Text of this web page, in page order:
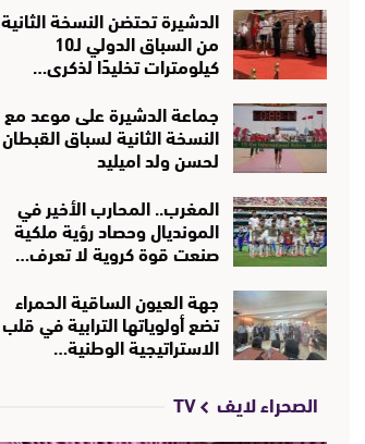
الدشيرة تحتضن النسخة الثانية
من السباق الدولي لـ10
كيلومترات تخليدًا لذكرى…
جماعة الدشيرة على موعد مع
النسخة الثانية لسباق القبطان
لحسن ولد اميليد
المغرب.. المحارب الأخير في
المونديال وحصاد رؤية ملكية
صنعت قوة كروية لا تعرف…
جهة العيون الساقية الحمراء
تضع أولوياتها الترابية في قلب
الاستراتيجية الوطنية…
الصحراء لايف TV